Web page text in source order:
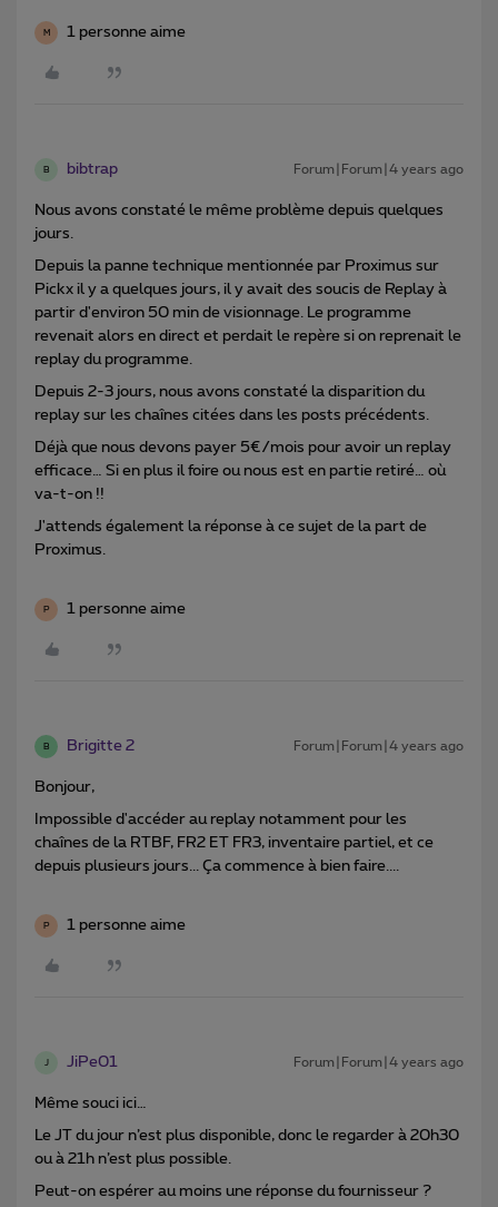
M 1 personne aime
B bibtrap Forum|Forum|4 years ago
Nous avons constaté le même problème depuis quelques
jours.
Depuis la panne technique mentionnée par Proximus sur
Pickx il y a quelques jours, il y avait des soucis de Replay à
partir d'environ 50 min de visionnage. Le programme
revenait alors en direct et perdait le repère si on reprenait le
replay du programme.
Depuis 2-3 jours, nous avons constaté la disparition du
replay sur les chaînes citées dans les posts précédents.
Déjà que nous devons payer 5€/mois pour avoir un replay
efficace… Si en plus il foire ou nous est en partie retiré… où
va-t-on !!
J'attends également la réponse à ce sujet de la part de
Proximus.
P 1 personne aime
B Brigitte 2 Forum|Forum|4 years ago
Bonjour,
Impossible d'accéder au replay notamment pour les
chaînes de la RTBF, FR2 ET FR3, inventaire partiel, et ce
depuis plusieurs jours... Ça commence à bien faire....
P 1 personne aime
J JiPe01 Forum|Forum|4 years ago
Même souci ici…
Le JT du jour n’est plus disponible, donc le regarder à 20h30
ou à 21h n’est plus possible.
Peut-on espérer au moins une réponse du fournisseur ?